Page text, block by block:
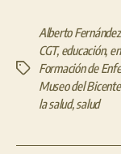
Etiquetas
Alberto Fernández
CGT,educación,
Formación de
Museo del
la salud,salud